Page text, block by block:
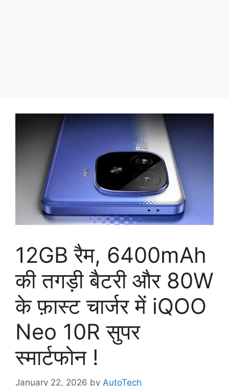
12GB रैम, 6400mAh
की तगड़ी बैटरी और 80W
के फ़ास्ट चार्जर में iQOO
Neo 10R सुपर
स्मार्टफोन !
January 22, 2026 by AutoTech